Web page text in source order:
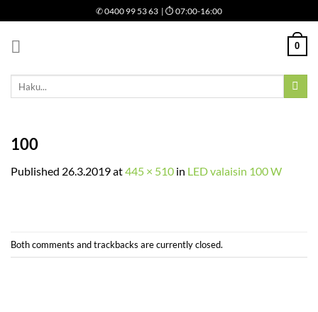
to
content
✆0400 99 53 63 | ⏱ 07:00-16:00
0
Etsi:
100
Published 26.3.2019at445 × 510 in LED valaisin 100 W
Both comments and trackbacks are currently closed.